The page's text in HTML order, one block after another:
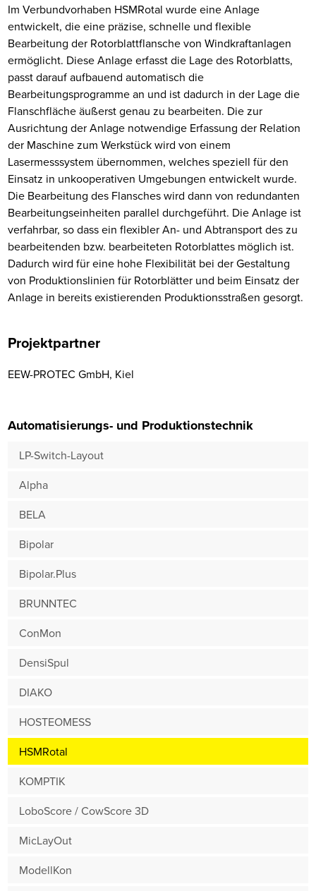
Im Verbundvorhaben HSMRotal wurde eine Anlage
entwickelt, die eine präzise, schnelle und flexible
Bearbeitung der Rotorblattflansche von Windkraftanlagen
ermöglicht. Diese Anlage erfasst die Lage des Rotorblatts,
passt darauf aufbauend automatisch die
Bearbeitungsprogramme an und ist dadurch in der Lage die
Flanschfläche äußerst genau zu bearbeiten. Die zur
Ausrichtung der Anlage notwendige Erfassung der Relation
der Maschine zum Werkstück wird von einem
Lasermesssystem übernommen, welches speziell für den
Einsatz in unkooperativen Umgebungen entwickelt wurde.
Die Bearbeitung des Flansches wird dann von redundanten
Bearbeitungseinheiten parallel durchgeführt. Die Anlage ist
verfahrbar, so dass ein flexibler An- und Abtransport des zu
bearbeitenden bzw. bearbeiteten Rotorblattes möglich ist.
Dadurch wird für eine hohe Flexibilität bei der Gestaltung
von Produktionslinien für Rotorblätter und beim Einsatz der
Anlage in bereits existierenden Produktionsstraßen gesorgt.
Projektpartner
EEW-PROTEC GmbH, Kiel
Automatisierungs- und Produktionstechnik
LP-Switch-Layout
Alpha
BELA
Bipolar
Bipolar.Plus
BRUNNTEC
ConMon
DensiSpul
DIAKO
HOSTEOMESS
HSMRotal
KOMPTIK
LoboScore / CowScore 3D
MicLayOut
ModellKon